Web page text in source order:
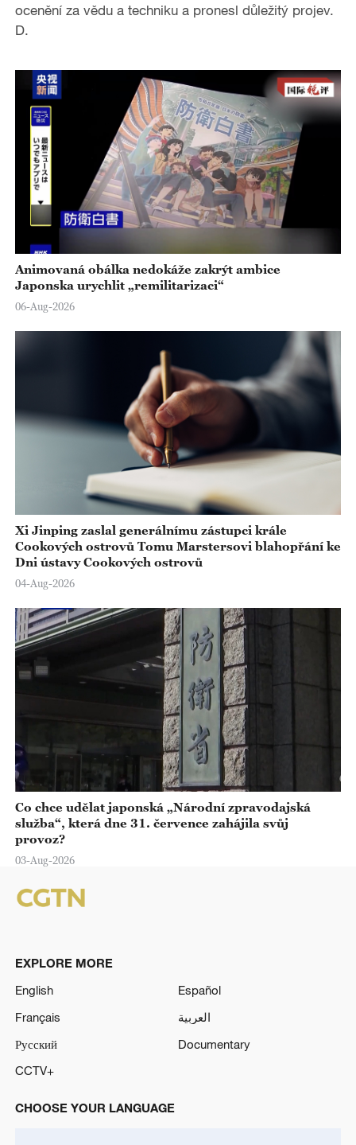
ocenění za vědu a techniku a pronesl důležitý projev.
D.
Animovaná obálka nedokáže zakrýt ambice
Japonska urychlit „remilitarizaci“
06-Aug-2026
Xi Jinping zaslal generálnímu zástupci krále
Cookových ostrovů Tomu Marstersovi blahopřání ke
Dni ústavy Cookových ostrovů
04-Aug-2026
Co chce udělat japonská „Národní zpravodajská
služba“, která dne 31. července zahájila svůj
provoz?
03-Aug-2026
EXPLORE MORE
English
Español
Français
العربية
Русский
Documentary
CCTV+
CHOOSE YOUR LANGUAGE